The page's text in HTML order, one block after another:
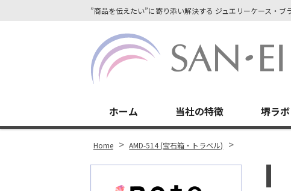
”商品を伝えたい”に寄り添い解決する ジュエリーケース・
ホーム 当社の特徴 堺ラ
Home > AMD-514 (宝石箱・トラベル) >